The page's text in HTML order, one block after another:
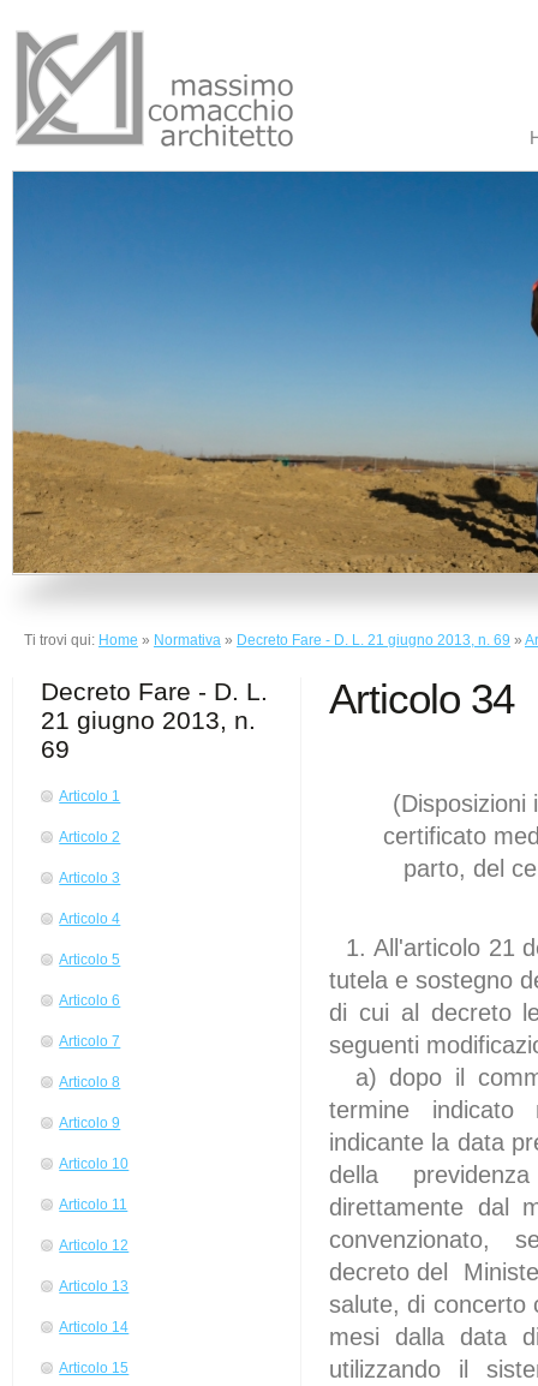
Ti trovi qui: Home » Normativa » Decreto Fare - D. L. 21 giugno 2013, n. 69 »
Decreto Fare - D. L.
21 giugno 2013, n.
69
Articolo 1
Articolo 2
Articolo 3
Articolo 4
Articolo 5
Articolo 6
Articolo 7
Articolo 8
Articolo 9
Articolo 10
Articolo 11
Articolo 12
Articolo 13
Articolo 14
Articolo 15
Articolo 34
certificato
parto, del
1. All'articolo 21
tutela e sostegno
di cui al decreto
seguenti
a) dopo il
termine indicato
indicante la data
della
direttamente dal
convenzionato,
decreto del
salute, di
mesi dalla data
utilizzando il